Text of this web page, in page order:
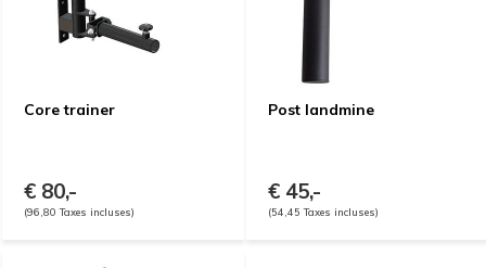
Core trainer
€ 80,-
(96,80 Taxes incluses)
Post landmine
€ 45,-
(54,45 Taxes incluses)